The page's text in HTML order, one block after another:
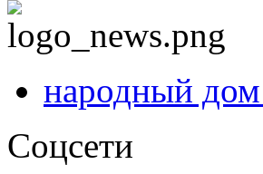
народный
Соцсети